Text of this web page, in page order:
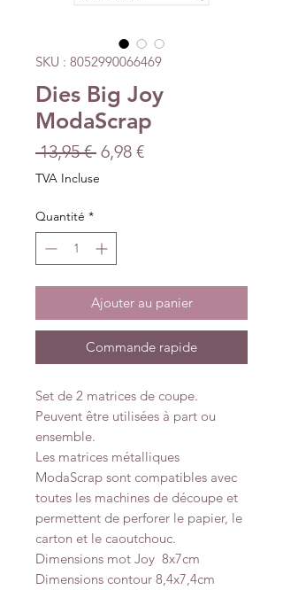
SKU : 8052990066469
Dies Big Joy
ModaScrap
13,95 € Prix
original
6,98 €Prix
TVA Incluse
Quantité *
Ajouter au panier
Commande rapide
Set de 2 matrices de coupe.
Peuvent être utilisées à part ou
ensemble.
Les matrices métalliques
ModaScrap sont compatibles avec
toutes les machines de découpe et
permettent de perforer le papier, le
carton et le caoutchouc.
Dimensions mot Joy 8x7cm
Dimensions contour 8,4x7,4cm